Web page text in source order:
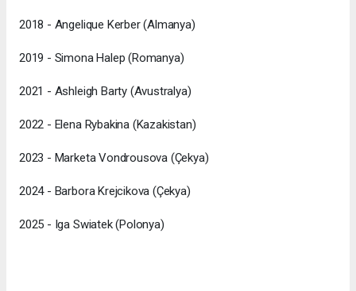
2018 - Angelique Kerber (Almanya)
2019 - Simona Halep (Romanya)
2021 - Ashleigh Barty (Avustralya)
2022 - Elena Rybakina (Kazakistan)
2023 - Marketa Vondrousova (Çekya)
2024 - Barbora Krejcikova (Çekya)
2025 - Iga Swiatek (Polonya)